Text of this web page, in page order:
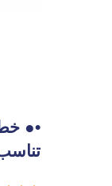
•●